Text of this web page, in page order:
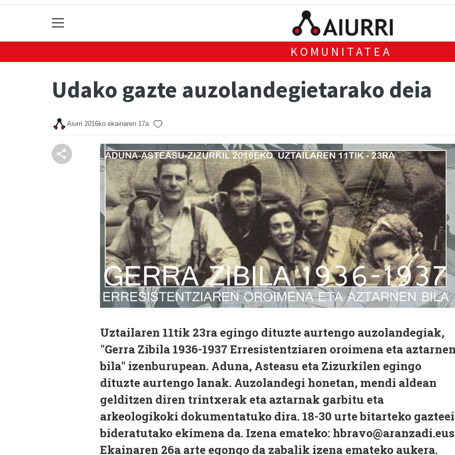
KOMUNITATEA
Udako gazte auzolandegietarako deia
Aiurri 2016ko ekainaren 17a
Uztailaren 11tik 23ra egingo dituzte aurtengo auzolandegiak,
"Gerra Zibila 1936-1937 Erresistentziaren oroimena eta
bila" izenburupean. Aduna, Asteasu eta Zizurkilen egingo
dituzte aurtengo lanak. Auzolandegi honetan, mendi aldean
gelditzen diren trintxerak eta aztarnak garbitu eta
arkeologikoki dokumentatuko dira. 18-30 urte bitarteko gazteei
bideratutako ekimena da. Izena emateko:
Ekainaren 26a arte egongo da zabalik izena emateko aukera.